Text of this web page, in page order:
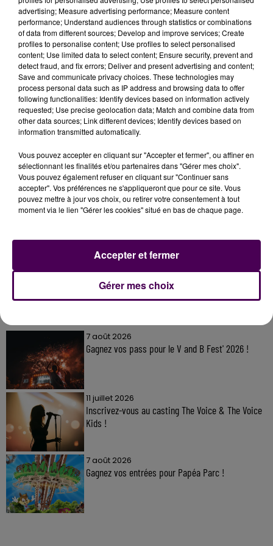
remboursement ou à un report sur un autre train"
promet la SNCF, qui estimepouvoir faire voyager
tout le monde"dans la journée".
FACE À L'ARRIVÉE DU PRIVÉ
Ce mouvement social, le premier depuis la nomination
de Jean Castex à la tête de la SNCF, a été initié par les
quatre principales organisations syndicales de
l'ouverture à la concurrence".
À LA UNE
7 août 2026
Gagnez vos pass pour le V and B Fest' 2026 !
11 juillet 2026
Inscrivez-vous au casting The Voice & The Voice
Kids !
7 août 2026
Gagnez vos entrées pour Papéa Parc !
advertising; Measure advertising performance; Measure content
performance; Understand audiences through statistics or combinations
of data from different sources; Develop and improve services; Create
profiles to personalise content; Use profiles to select personalised
content; Use limited data to select content; Ensure security, prevent and
detect fraud, and fix errors; Deliver and present advertising and content;
Save and communicate privacy choices. These technologies may
process personal data such as IP address and browsing data to offer
following functionalities: Identify devices based on information actively
requested; Use precise geolocation data; Match and combine data from
other data sources; Link different devices; Identify devices based on
information transmitted automatically.
Vous pouvez accepter en cliquant sur "Accepter et fermer", ou affiner en
sélectionnant les finalités et/ou partenaires dans "Gérer mes choix".
Vous pouvez également refuser en cliquant sur "Continuer sans
accepter". Vos préférences ne s'appliqueront que pour ce site. Vous
pouvez mettre à jour vos choix, ou retirer votre consentement à tout
moment via le lien "Gérer les cookies" situé en bas de chaque page.
Gérer mes choix
Accepter et fermer